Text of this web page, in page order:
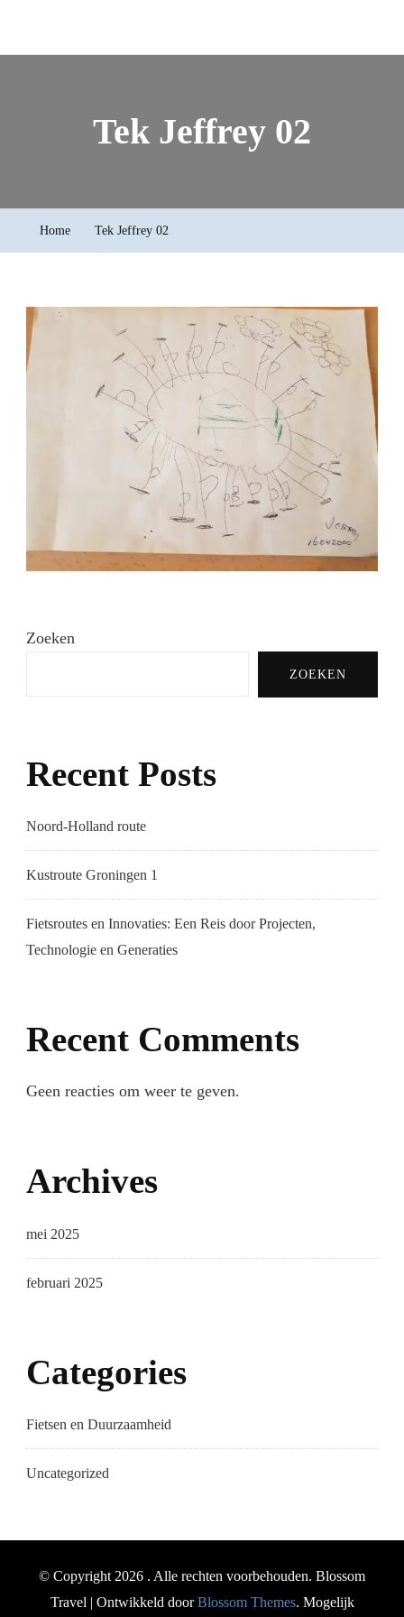
Tek Jeffrey 02
Home Tek Jeffrey 02
Zoeken
ZOEKEN
Recent Posts
Noord-Holland route
Kustroute Groningen 1
Fietsroutes en Innovaties: Een Reis door Projecten,
Technologie en Generaties
Recent Comments
Geen reacties om weer te geven.
Archives
mei 2025
februari 2025
Categories
Fietsen en Duurzaamheid
Uncategorized
© Copyright 2026 . Alle rechten voorbehouden. Blossom
Travel | Ontwikkeld doorBlossom Themes. Mogelijk